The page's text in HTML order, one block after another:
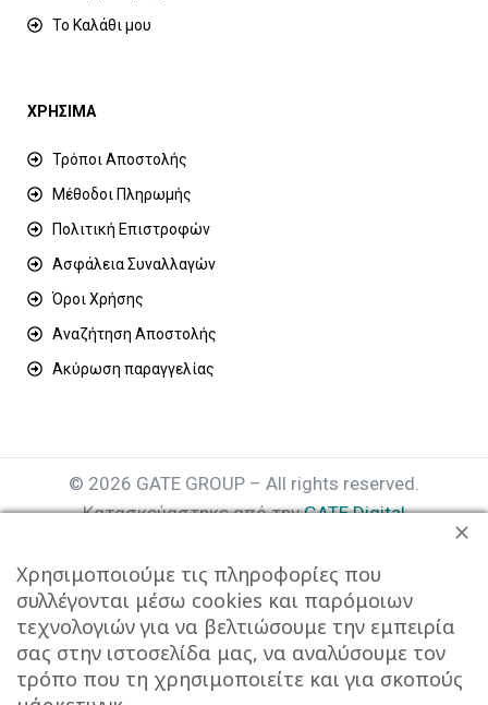
Το Καλάθι μου
ΧΡΗΣΙΜΑ
Τρόποι Αποστολής
Μέθοδοι Πληρωμής
Πολιτική Επιστροφών
Ασφάλεια Συναλλαγών
Όροι Χρήσης
Αναζήτηση Αποστολής
Ακύρωση παραγγελίας
© 2026 GATE GROUP – All rights reserved.
Κατασκεύαστηκε από τηνGATE Digital
Αριθμός Γ.Ε.ΜΗ. : 077935642000
Χρησιμοποιούμε τις πληροφορίες που
συλλέγονται μέσω cookies και παρόμοιων
τεχνολογιών για να βελτιώσουμε την εμπειρία
σας στην ιστοσελίδα μας, να αναλύσουμε τον
τρόπο που τη χρησιμοποιείτε και για σκοπούς